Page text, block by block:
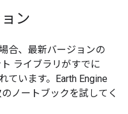
ン
合、最新バージョンの
ライブラリがすでに
ています。Earth Engine
ノートブックを試してく